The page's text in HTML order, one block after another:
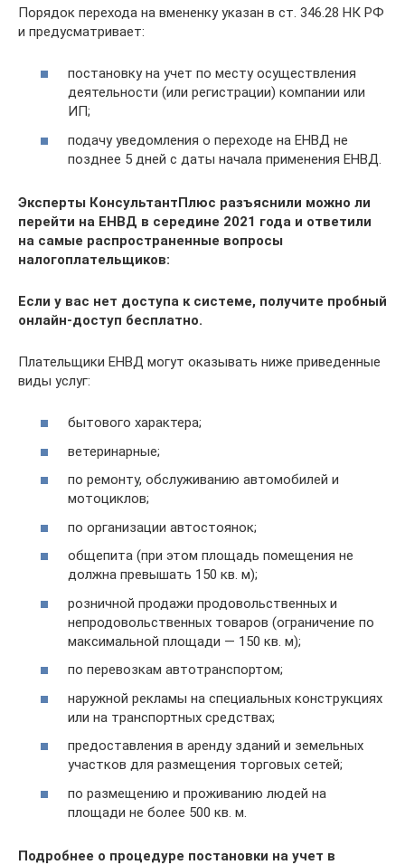
Порядок перехода на вмененку указан в ст. 346.28 НК РФ
и предусматривает:
постановку на учет по месту осуществления
деятельности (или регистрации) компании или
ИП;
подачу уведомления о переходе на ЕНВД не
позднее 5 дней с даты начала применения ЕНВД.
Эксперты КонсультантПлюс разъяснили можно ли
перейти на ЕНВД в середине 2021 года и ответили
на самые распространенные вопросы
налогоплательщиков:
Если у вас нет доступа к системе, получите пробный
онлайн-доступ бесплатно.
Плательщики ЕНВД могут оказывать ниже приведенные
виды услуг:
бытового характера;
ветеринарные;
по ремонту, обслуживанию автомобилей и
мотоциклов;
по организации автостоянок;
общепита (при этом площадь помещения не
должна превышать 150 кв. м);
розничной продажи продовольственных и
непродовольственных товаров (ограничение по
максимальной площади — 150 кв. м);
по перевозкам автотранспортом;
наружной рекламы на специальных конструкциях
или на транспортных средствах;
предоставления в аренду зданий и земельных
участков для размещения торговых сетей;
по размещению и проживанию людей на
площади не более 500 кв. м.
Подробнее о процедуре постановки на учет в